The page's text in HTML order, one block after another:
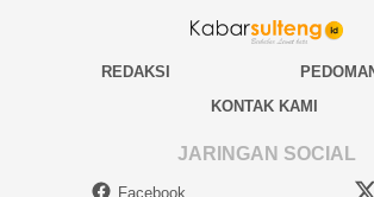
REDAKSI
KONTAK KAMI
JARINGAN SOCIAL
Facebook